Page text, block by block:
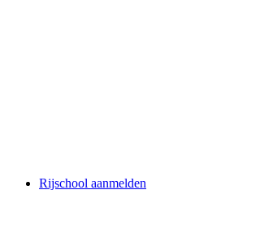
Rijschool aanmelden